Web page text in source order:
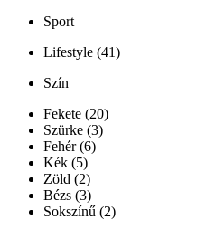
Sport
Lifestyle (41)
Szín
Fekete (20)
Szürke (3)
Fehér (6)
Kék (5)
Zöld (2)
Bézs (3)
Sokszínű (2)